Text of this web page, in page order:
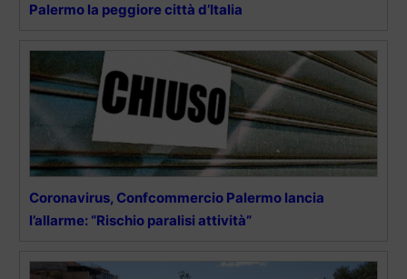
Palermo la peggiore città d’Italia
Coronavirus, Confcommercio Palermo lancia
l’allarme: “Rischio paralisi attività”